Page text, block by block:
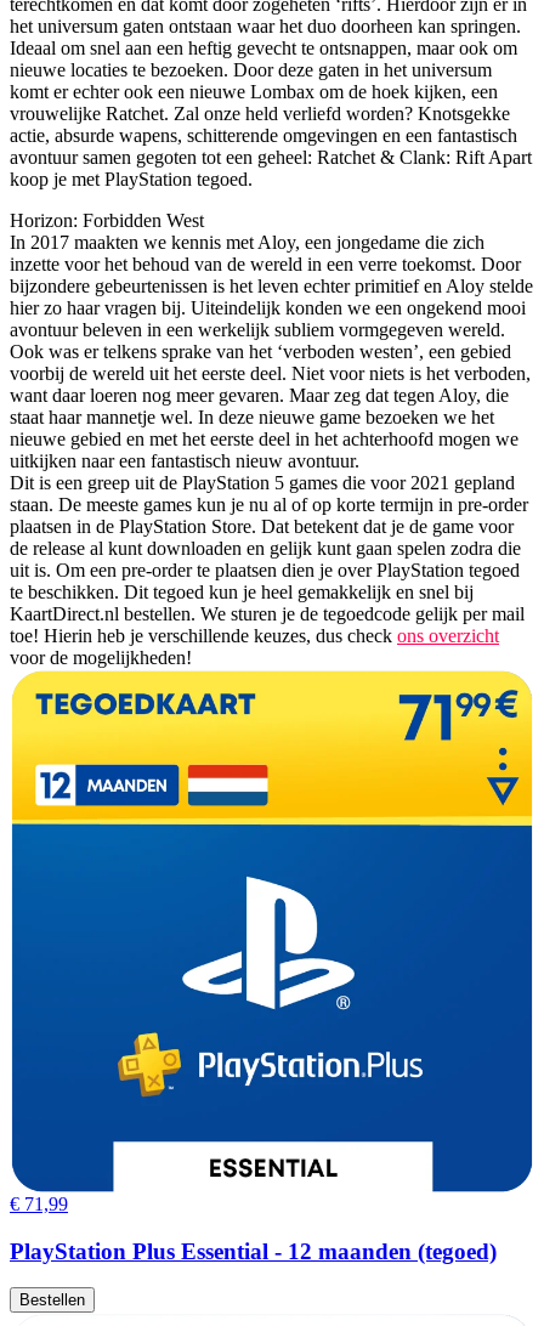
het universum gaten ontstaan waar het duo doorheen kan springen.
Ideaal om snel aan een heftig gevecht te ontsnappen, maar ook om
nieuwe locaties te bezoeken. Door deze gaten in het universum
komt er echter ook een nieuwe Lombax om de hoek kijken, een
vrouwelijke Ratchet. Zal onze held verliefd worden? Knotsgekke
actie, absurde wapens, schitterende omgevingen en een fantastisch
avontuur samen gegoten tot een geheel: Ratchet & Clank: Rift Apart
koop je met PlayStation tegoed.
Horizon: Forbidden West
In 2017 maakten we kennis met Aloy, een jongedame die zich
inzette voor het behoud van de wereld in een verre toekomst. Door
bijzondere gebeurtenissen is het leven echter primitief en Aloy stelde
hier zo haar vragen bij. Uiteindelijk konden we een ongekend mooi
avontuur beleven in een werkelijk subliem vormgegeven wereld.
Ook was er telkens sprake van het ‘verboden westen’, een gebied
voorbij de wereld uit het eerste deel. Niet voor niets is het verboden,
want daar loeren nog meer gevaren. Maar zeg dat tegen Aloy, die
staat haar mannetje wel. In deze nieuwe game bezoeken we het
nieuwe gebied en met het eerste deel in het achterhoofd mogen we
uitkijken naar een fantastisch nieuw avontuur.
Dit is een greep uit de PlayStation 5 games die voor 2021 gepland
staan. De meeste games kun je nu al of op korte termijn in pre-order
plaatsen in de PlayStation Store. Dat betekent dat je de game voor
de release al kunt downloaden en gelijk kunt gaan spelen zodra die
uit is. Om een pre-order te plaatsen dien je over PlayStation tegoed
te beschikken. Dit tegoed kun je heel gemakkelijk en snel bij
KaartDirect.nl bestellen. We sturen je de tegoedcode gelijk per mail
toe! Hierin heb je verschillende keuzes, dus check ons overzicht
voor de mogelijkheden!
€ 71,99
PlayStation Plus Essential - 12 maanden (tegoed)
Bestellen